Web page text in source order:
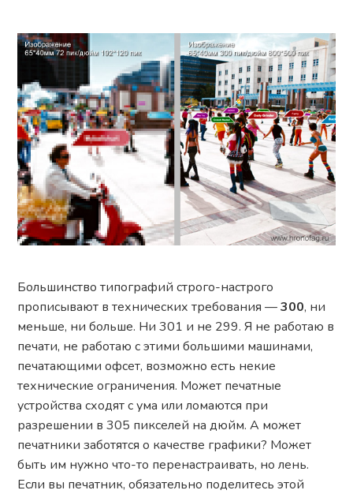
Большинство типографий строго-настрого
прописывают в технических требования —300, ни
меньше, ни больше. Ни 301 и не 299. Я не работаю в
печати, не работаю с этими большими машинами,
печатающими офсет, возможно есть некие
технические ограничения. Может печатные
устройства сходят с ума или ломаются при
разрешении в 305 пикселей на дюйм. А может
печатники заботятся о качестве графики? Может
быть им нужно что-то перенастраивать, но лень.
Если вы печатник, обязательно поделитесь этой